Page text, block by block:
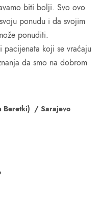
biti bolji. Svo ovo
ponudu i da svojim
ponuditi.
pacijenata koji se vraćaju
da smo na dobrom
Beretki) / Sarajevo